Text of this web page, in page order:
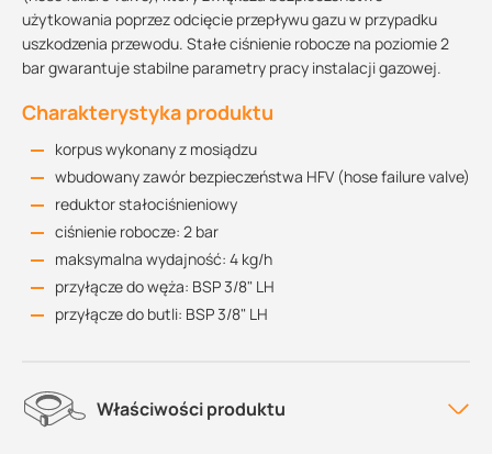
użytkowania poprzez odcięcie przepływu gazu w przypadku
uszkodzenia przewodu. Stałe ciśnienie robocze na poziomie 2
bar gwarantuje stabilne parametry pracy instalacji gazowej.
Charakterystyka produktu
korpus wykonany z mosiądzu
wbudowany zawór bezpieczeństwa HFV (hose failure valve)
reduktor stałociśnieniowy
ciśnienie robocze: 2 bar
maksymalna wydajność: 4 kg/h
przyłącze do węża: BSP 3/8" LH
przyłącze do butli: BSP 3/8" LH
Właściwości produktu